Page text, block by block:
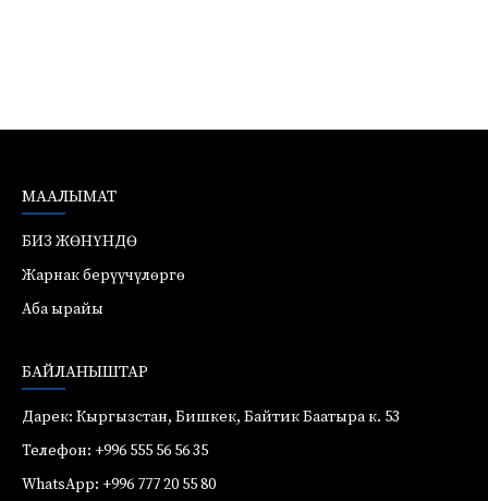
МААЛЫМАТ
БИЗ ЖӨНҮНДӨ
Жарнак берүүчүлөргө
Аба ырайы
БАЙЛАНЫШТАР
Дарек: Кыргызстан, Бишкек, Байтик Баатыра к. 53
Телефон: +996 555 56 56 35
WhatsApp: +996 777 20 55 80